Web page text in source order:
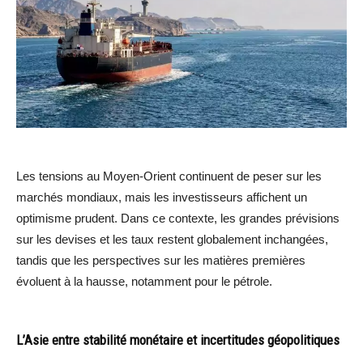
Les tensions au Moyen-Orient continuent de peser sur les
marchés mondiaux, mais les investisseurs affichent un
optimisme prudent. Dans ce contexte, les grandes prévisions
sur les devises et les taux restent globalement inchangées,
tandis que les perspectives sur les matières premières
évoluent à la hausse, notamment pour le pétrole.
L’Asie entre stabilité monétaire et incertitudes géopolitiques